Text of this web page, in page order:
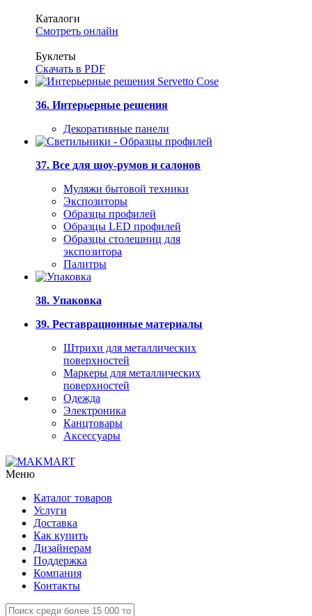
Каталоги
Смотреть онлайн
Буклеты
Скачать в PDF
36. Интерьерные решения
Декоративные панели
37. Все для шоу-румов и салонов
Муляжи бытовой техники
Экспозиторы
Образцы профилей
Образцы LED профилей
Образцы столешниц для
экспозитора
Палитры
38. Упаковка
39. Реставрационные материалы
Штрихи для металлических
поверхностей
Маркеры для металлических
поверхностей
Одежда
Электроника
Канцтовары
Аксессуары
Меню
Каталог товаров
Услуги
Доставка
Как купить
Дизайнерам
Поддержка
Компания
Контакты